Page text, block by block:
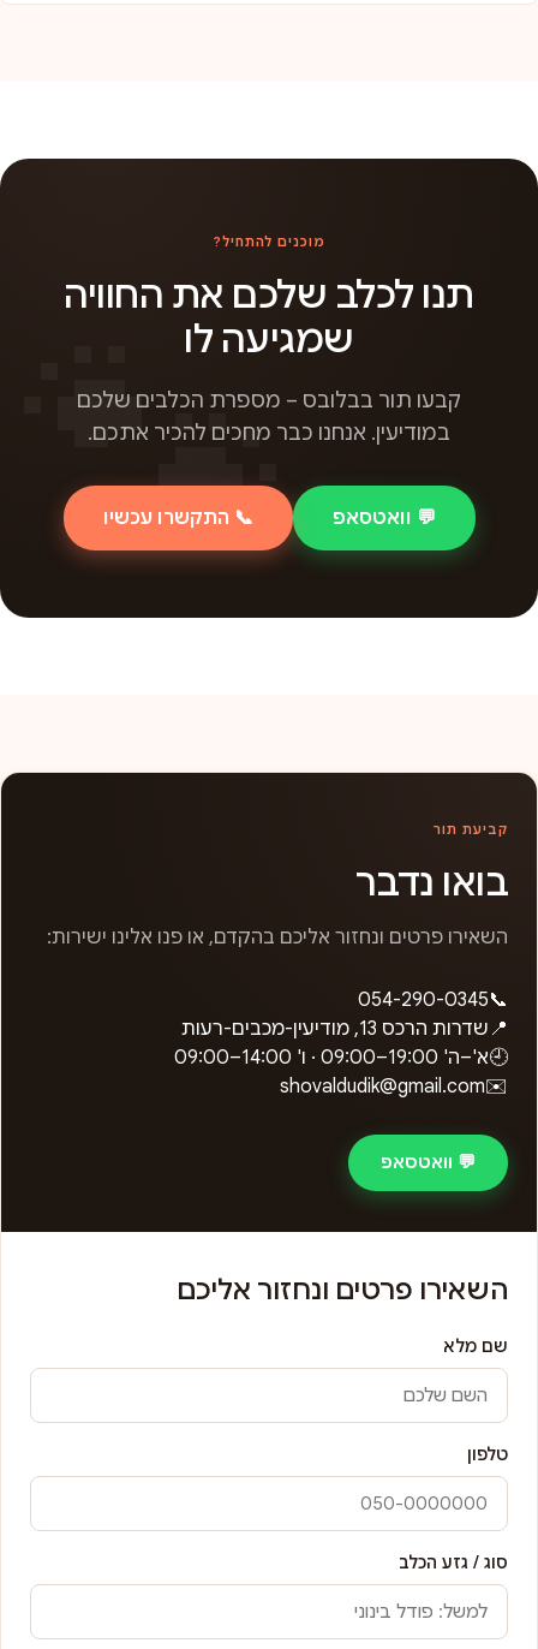
מוכנים להתחיל?
תנו לכלב שלכם את החוויה
שמגיעה לו
קבעו תור בבלובס – מספרת הכלבים שלכם
במודיעין. אנחנו כבר מחכים להכיר אתכם.
💬 וואטסאפ 📞 התקשרו עכשיו
קביעת תור
בואו נדבר
השאירו פרטים ונחזור אליכם בהקדם, או פנו אלינו ישירות:
📞
054-290-0345
📍 שדרות הרכס 13, מודיעין-מכבים-רעות
🕘א'–ה' 09:00–19:00 · ו' 09:00–14:00
✉️
shovaldudik@gmail.com
💬 וואטסאפ
השאירו פרטים ונחזור אליכם
שם מלא
טלפון
סוג / גזע הכלב